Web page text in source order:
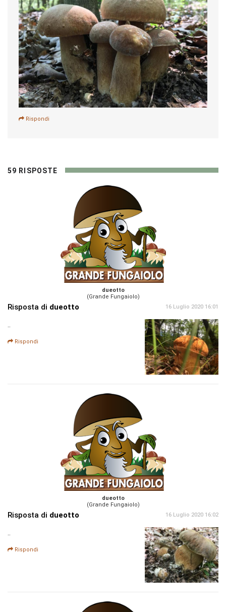
Rispondi
59 RISPOSTE
dueotto
(Grande Fungaiolo)
Risposta di dueotto 16 Luglio 2020 16:01
..
Rispondi
dueotto
(Grande Fungaiolo)
Risposta di dueotto 16 Luglio 2020 16:02
..
Rispondi